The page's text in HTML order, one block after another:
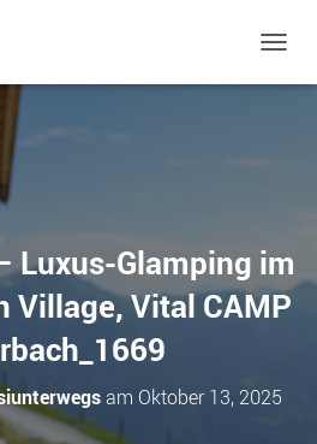
A
N
U
M
A
Luxus-Glamping im
Village, Vital CAMP
am Oktober 13, 2025